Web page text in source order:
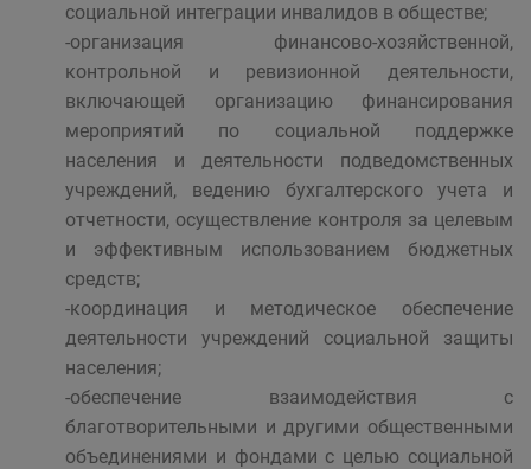
социальной интеграции инвалидов в обществе;
-организация финансово-хозяйственной,
контрольной и ревизионной деятельности,
включающей организацию финансирования
мероприятий по социальной поддержке
населения и деятельности подведомственных
учреждений, ведению бухгалтерского учета и
отчетности, осуществление контроля за целевым
и эффективным использованием бюджетных
средств;
-координация и методическое обеспечение
деятельности учреждений социальной защиты
населения;
-обеспечение взаимодействия с
благотворительными и другими общественными
объединениями и фондами с целью социальной